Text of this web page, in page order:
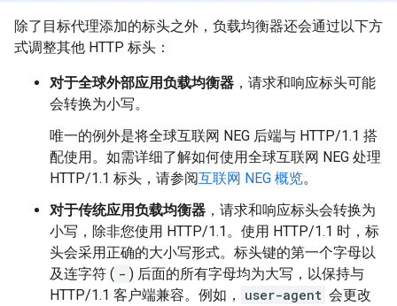
除了目标代理添加的标头之外，负载均衡器还会通过以下方
式调整其他 HTTP 标头：
对于全球外部应用负载均衡器 ，请求和响应标头可能
会转换为小写。
唯一的例外是将全球互联网 NEG 后端与 HTTP/1.1 搭
配使用。如需详细了解如何使用全球互联网 NEG 处理
HTTP/1.1 标头，请参阅互联网 NEG 概览。
对于传统应用负载均衡器 ，请求和响应标头会转换为
小写，除非您使用 HTTP/1.1。使用 HTTP/1.1 时，标
头会采用正确的大小写形式。标头键的第一个字母以
及连字符 ( - ) 后面的所有字母均为大写，以保持与
HTTP/1.1 客户端兼容。例如，
user-agent 会更改